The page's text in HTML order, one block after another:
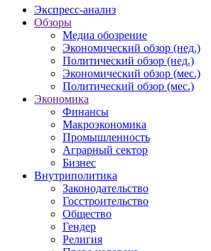
Экспресс-анализ
Обзоры
Медиа обозрение
Экономический обзор (нед.)
Политический обзор (нед.)
Экономический обзор (мес.)
Политический обзор (мес.)
Экономика
Финансы
Макроэкономика
Промышленность
Аграрный сектор
Бизнес
Внутриполитика
Законодательство
Госстроительство
Общество
Гендер
Религия